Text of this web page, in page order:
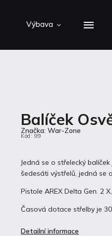
Výbava
Balíček
Kód: 99
Jedná se o střelecký
šedesáti výstřelů, jedná se
Pistole AREX Delta Gen. 2
Časová dotace střelby je
Detailní informace
Značka:War-Zone